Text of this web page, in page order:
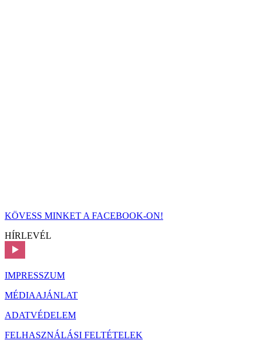
KÖVESS MINKET A FACEBOOK-ON!
HÍRLEVÉL
IMPRESSZUM
MÉDIAAJÁNLAT
ADATVÉDELEM
FELHASZNÁLÁSI FELTÉTELEK